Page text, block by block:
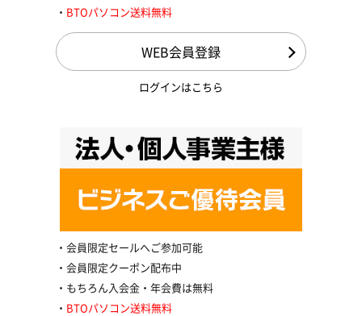
BTOパソコン送料無料
WEB会員登録
ログインはこちら
会員限定セールへご参加可能
会員限定クーポン配布中
もちろん入会金・年会費は無料
BTOパソコン送料無料